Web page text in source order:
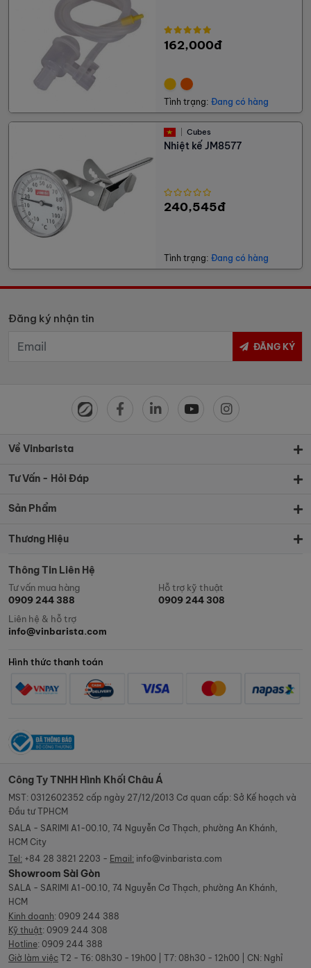
162,000đ
Tình trạng: Đang có hàng
Cubes
Nhiệt kế JM8577
240,545đ
Tình trạng: Đang có hàng
Đăng ký nhận tin
ĐĂNG KÝ
Về Vinbarista
Tư Vấn - Hỏi Đáp
Sản Phẩm
Thương Hiệu
Thông Tin Liên Hệ
Tư vấn mua hàng
0909 244 388
Hỗ trợ kỹ thuật
0909 244 308
Liên hệ & hỗ trợ
info@vinbarista.com
Hình thức thanh toán
Công Ty TNHH Hình Khối Châu Á
MST: 0312602352 cấp ngày 27/12/2013 Cơ quan cấp: Sở Kế hoạch và
Đầu tư TPHCM
SALA - SARIMI A1-00.10, 74 Nguyễn Cơ Thạch, phường An Khánh,
HCM City
Tel: +84 28 3821 2203 - Email: info@vinbarista.com
Showroom Sài Gòn
SALA - SARIMI A1-00.10, 74 Nguyễn Cơ Thạch, phường An Khánh,
HCM
Kinh doanh: 0909 244 388
Kỹ thuật: 0909 244 308
Hotline: 0909 244 388
Giờ làm việc T2 - T6: 08h30 - 19h00 | T7: 08h30 - 12h00 | CN: Nghỉ